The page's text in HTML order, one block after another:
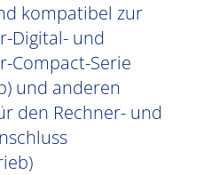
kompatibel zur
Digital- und
Compact-Serie
und anderen
den Rechner- und